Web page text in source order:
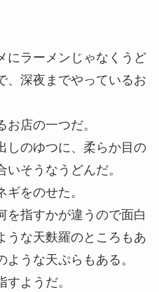
ラーメンじゃなくうど
深夜までやっているお